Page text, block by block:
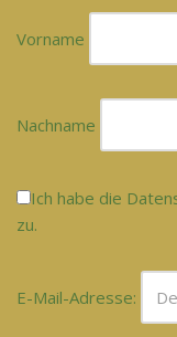
Vorname
Nachname
Ich habe die
zu.
E-Mail-Adresse: